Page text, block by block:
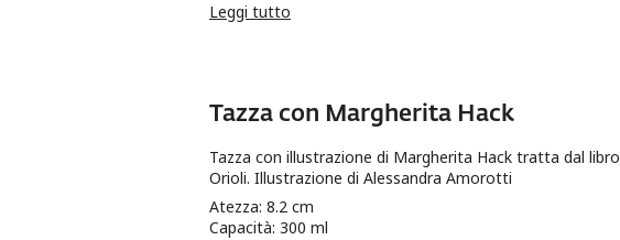
Leggi tutto
Tazza con Margherita Hack
Tazza con illustrazione di Margherita Hack tratta dal libro
Orioli. Illustrazione di Alessandra Amorotti
Atezza: 8.2 cm
Capacità: 300 ml